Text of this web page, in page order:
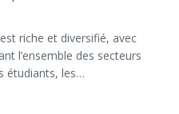
riche et diversifié, avec
l’ensemble des secteurs
étudiants, les…